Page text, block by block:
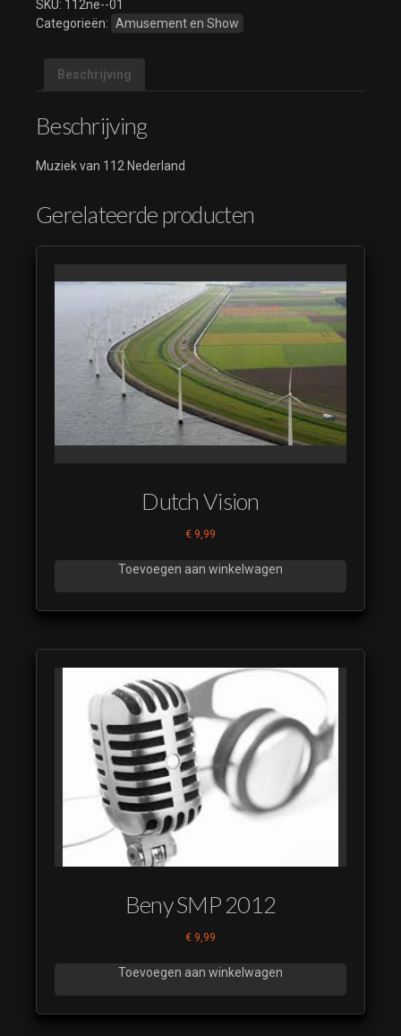
SKU: 112ne--01
Categorieën: Amusement en Show
Beschrijving
Beschrijving
Muziek van 112 Nederland
Gerelateerde producten
Dutch Vision
€ 9,99
Toevoegen aan winkelwagen
Beny SMP 2012
€ 9,99
Toevoegen aan winkelwagen